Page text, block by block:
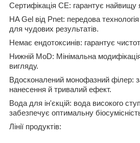
Сертифікація CE: гарантує найвищу
HA Gel від Pnet: передова
для чудових результатів.
Немає ендотоксинів: гарантує
Нижній MoD: Мінімальна
вигляду.
Вдосконалений монофазний філер:
нанесення й тривалий ефект.
Вода для ін'єкцій: вода високого
забезпечує оптимальну
Лінії продуктів: